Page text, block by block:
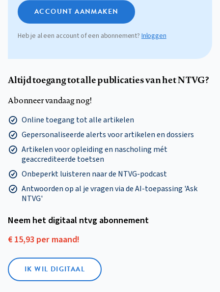
ACCOUNT AANMAKEN
Heb je al een account of een abonnement? Inloggen
Altijd toegang tot alle publicaties van het NTVG?
Abonneer vandaag nog!
Online toegang tot alle artikelen
Gepersonaliseerde alerts voor artikelen en dossiers
Artikelen voor opleiding en nascholing mét
geaccrediteerde toetsen
Onbeperkt luisteren naar de NTVG-podcast
Antwoorden op al je vragen via de AI-toepassing 'Ask
NTVG'
Neem het digitaal ntvg abonnement
€ 15,93 per maand!
IK WIL DIGITAAL